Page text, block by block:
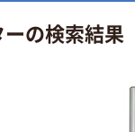
の検索結果